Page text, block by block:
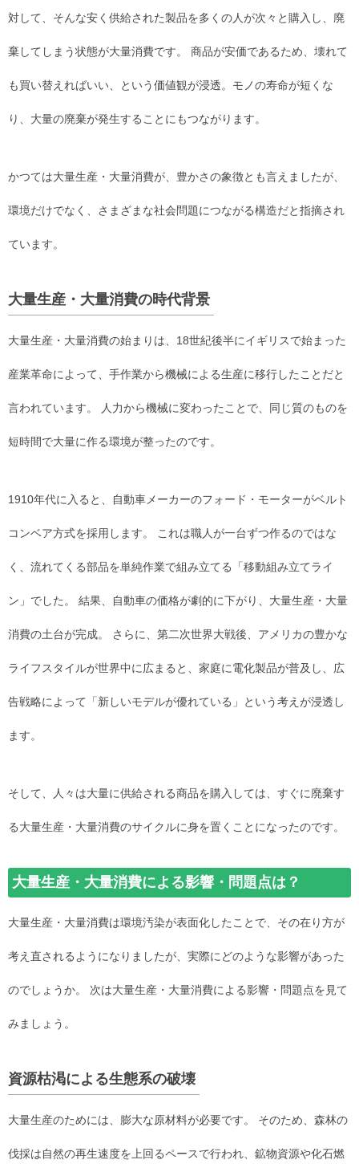
対して、そんな安く供給された製品を多くの人が次々と購入し、廃
棄してしまう状態が大量消費です。 商品が安価であるため、壊れて
も買い替えればいい、という価値観が浸透。モノの寿命が短くな
り、大量の廃棄が発生することにもつながります。
かつては大量生産・大量消費が、豊かさの象徴とも言えましたが、
環境だけでなく、さまざまな社会問題につながる構造だと指摘され
ています。
大量生産・大量消費の時代背景
大量生産・大量消費の始まりは、18世紀後半にイギリスで始まった
産業革命によって、手作業から機械による生産に移行したことだと
言われています。 人力から機械に変わったことで、同じ質のものを
短時間で大量に作る環境が整ったのです。
1910年代に入ると、自動車メーカーのフォード・モーターがベルト
コンベア方式を採用します。 これは職人が一台ずつ作るのではな
く、流れてくる部品を単純作業で組み立てる「移動組み立てライ
ン」でした。 結果、自動車の価格が劇的に下がり、大量生産・大量
消費の土台が完成。 さらに、第二次世界大戦後、アメリカの豊かな
ライフスタイルが世界中に広まると、家庭に電化製品が普及し、広
告戦略によって「新しいモデルが優れている」という考えが浸透し
ます。
そして、人々は大量に供給される商品を購入しては、すぐに廃棄す
る大量生産・大量消費のサイクルに身を置くことになったのです。
大量生産・大量消費による影響・問題点は？
大量生産・大量消費は環境汚染が表面化したことで、その在り方が
考え直されるようになりましたが、実際にどのような影響があった
のでしょうか。 次は大量生産・大量消費による影響・問題点を見て
みましょう。
資源枯渇による生態系の破壊
大量生産のためには、膨大な原材料が必要です。 そのため、森林の
伐採は自然の再生速度を上回るペースで行われ、鉱物資源や化石燃